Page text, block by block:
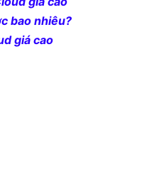
bao nhiêu?
giá cao